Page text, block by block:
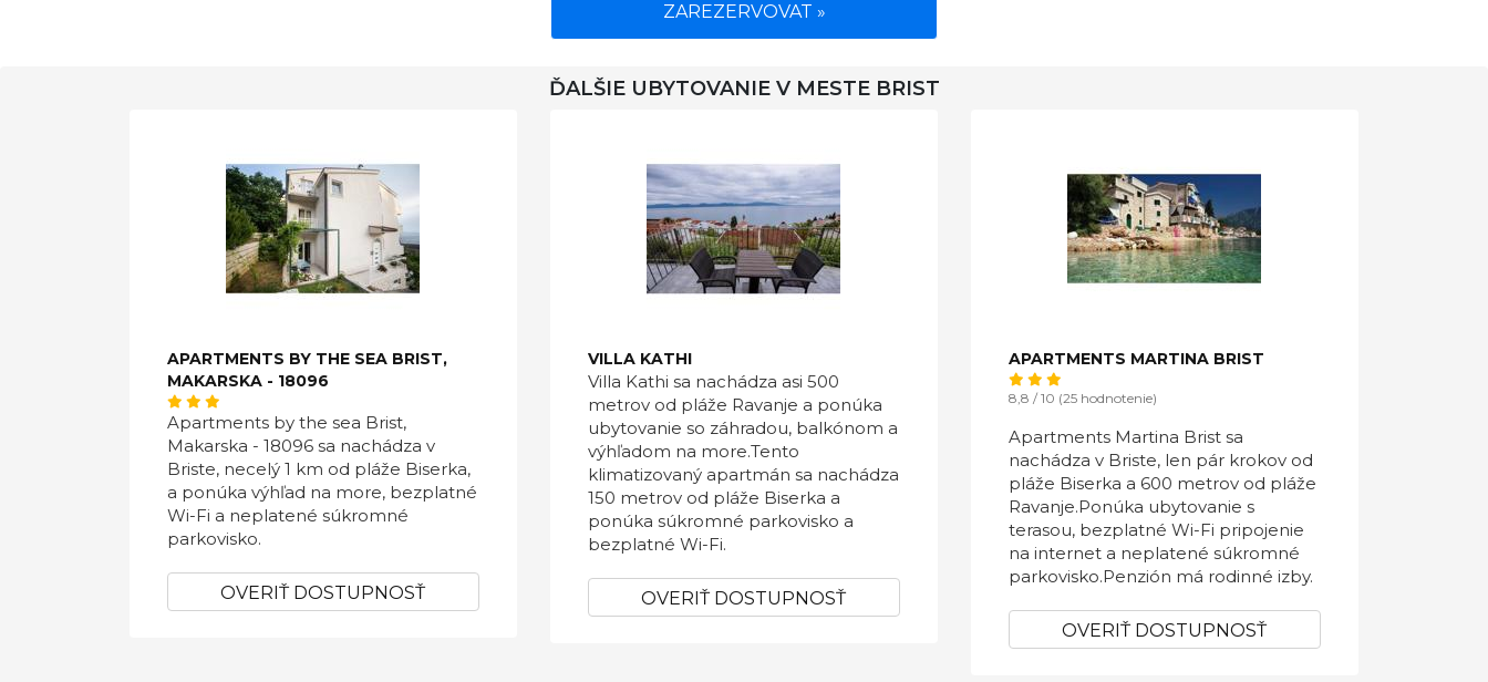
ZAREZERVOVAT »
ĎALŠIE UBYTOVANIE V MESTE BRIST
APARTMENTS BY THE SEA BRIST,
MAKARSKA - 18096
Apartments by the sea Brist,
Makarska - 18096 sa nachádza v
Briste, necelý 1 km od pláže Biserka,
a ponúka výhľad na more, bezplatné
Wi-Fi a neplatené súkromné ​​
parkovisko.
OVERIŤ DOSTUPNOSŤ
VILLA KATHI
Villa Kathi sa nachádza asi 500
metrov od pláže Ravanje a ponúka
ubytovanie so záhradou, balkónom a
výhľadom na more.Tento
klimatizovaný apartmán sa nachádza
150 metrov od pláže Biserka a
ponúka súkromné ​​parkovisko a
bezplatné Wi-Fi.
OVERIŤ DOSTUPNOSŤ
APARTMENTS MARTINA BRIST
8,8 / 10 (25 hodnotenie)
Apartments Martina Brist sa
nachádza v Briste, len pár krokov od
pláže Biserka a 600 metrov od pláže
Ravanje.Ponúka ubytovanie s
terasou, bezplatné Wi-Fi pripojenie
na internet a neplatené súkromné ​​
parkovisko.Penzión má rodinné izby.
OVERIŤ DOSTUPNOSŤ